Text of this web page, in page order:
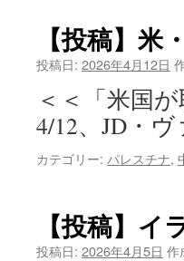
【投稿】
投稿日: 2026年4月12日
＜＜「米国
4/12、JD・
カテゴリー: パレスチナ,
【投稿】
投稿日: 2026年4月5日 作